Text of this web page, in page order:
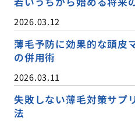
2026.03.12
薄毛予防に効果的な頭皮
の併用術
2026.03.11
失敗しない薄毛対策サプ
法